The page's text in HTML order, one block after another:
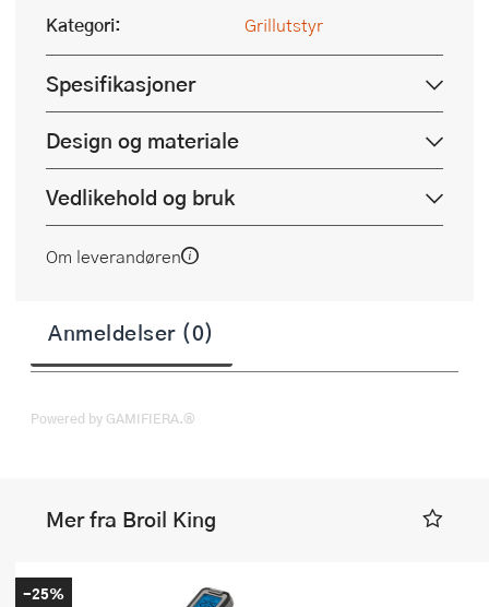
Kategori: Grillutstyr
Spesifikasjoner
Design og materiale
Vedlikehold og bruk
Om leverandøren
Anmeldelser (0)
Powered by GAMIFIERA.®
Mer fra Broil King
-25%